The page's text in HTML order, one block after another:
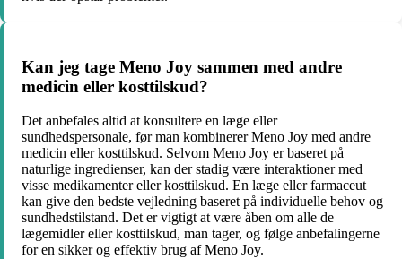
Kan jeg tage Meno Joy sammen med andre
medicin eller kosttilskud?
Det anbefales altid at konsultere en læge eller
sundhedspersonale, før man kombinerer Meno Joy med andre
medicin eller kosttilskud. Selvom Meno Joy er baseret på
naturlige ingredienser, kan der stadig være interaktioner med
visse medikamenter eller kosttilskud. En læge eller farmaceut
kan give den bedste vejledning baseret på individuelle behov og
sundhedstilstand. Det er vigtigt at være åben om alle de
lægemidler eller kosttilskud, man tager, og følge anbefalingerne
for en sikker og effektiv brug af Meno Joy.